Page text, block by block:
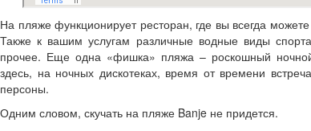
На пляже функционирует ресторан, где вы всегда можете
Также к вашим услугам различные водные виды
прочее. Еще одна «фишка» пляжа – роскошный
здесь, на ночных дискотеках, время от времени
персоны.
Одним словом, скучать на пляже Banje не придется.